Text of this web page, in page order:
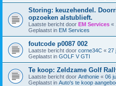
Storing: keuzehendel.
opzoeken alstublieft.
Laatste bericht door EM Services «
Geplaatst in EM Services
foutcode p0087 002
Laatste bericht door corne34C « 27
Geplaatst in GOLF V GTI
Te koop: Zeldzame Golf
Laatste bericht door Anthonie « 06
Geplaatst in Auto's te koop